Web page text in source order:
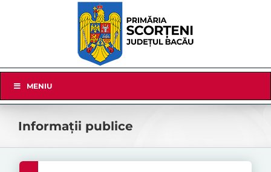
Navigation
MENIU
Informații publice